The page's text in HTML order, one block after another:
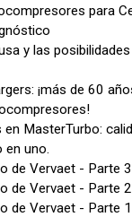
para
y las
¡más de 60
MasterTurbo:
en uno.
de Vervaet - Parte 3
de Vervaet - Parte 2
de Vervaet - Parte 1